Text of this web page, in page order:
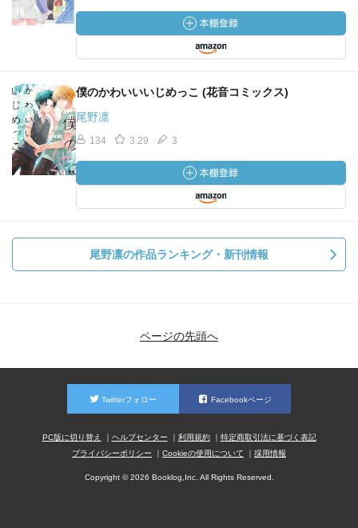
僕のかわいいいじめっこ (花音コミックス)
尾野凛
134 3.29 3
尾野凛の作品ランキング・新刊情報
ページの先頭へ
Twitterフォロー Facebookページ
PC版に切り替え ヘルプセンター 利用規約
特定商取引法に基づく表記
プライバシーポリシー
Cookieの使用について 採用情報
Copyright © 2026 Booklog,Inc. All Rights Reserved.